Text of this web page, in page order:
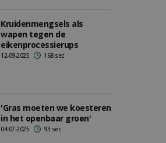
Kruidenmengsels als
wapen tegen de
eikenprocessierups
12-09-2025 168 sec
'Gras moeten we koesteren
in het openbaar groen'
04-07-2025 93 sec